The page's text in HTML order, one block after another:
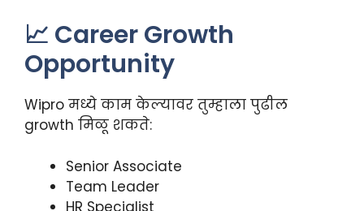
📈 Career Growth
Opportunity
Wipro मध्ये काम केल्यावर तुम्हाला पुढील
growth मिळू शकते:
Senior Associate
Team Leader
HR Specialist